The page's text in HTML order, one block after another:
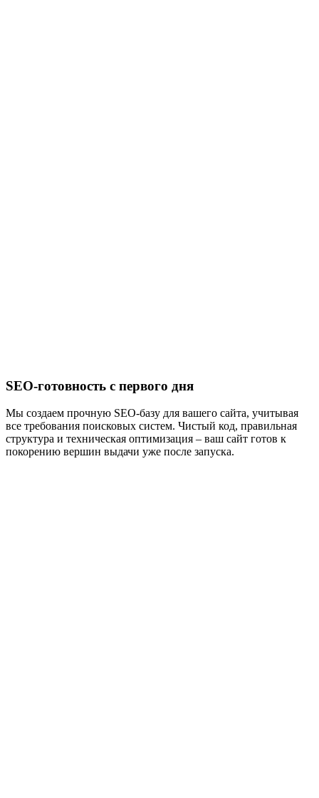
SEO-готовность с первого дня
Мы создаем прочную SEO-базу для вашего сайта, учитывая
все требования поисковых систем. Чистый код, правильная
структура и техническая оптимизация – ваш сайт готов к
покорению вершин выдачи уже после запуска.